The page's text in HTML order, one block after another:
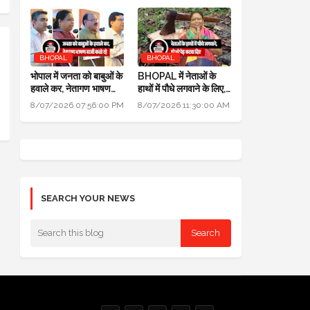
BHOPAL
भोपाल में जनता को बाबुओं के
हवाले कर, नेतागण भाषण
बाजी करते रहे: मुख्यमंत्री
8/07/2026 07:56:00 PM
BHOPAL
BHOPAL में नेताओं के
हाथों में पौधे लगवाने के लिए,
700 हरे भरे पेड़ कटवा दिए
8/07/2026 11:30:00 AM
SEARCH YOUR NEWS